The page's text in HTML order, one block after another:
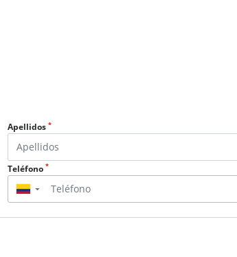
Apellidos *
Teléfono *
▼